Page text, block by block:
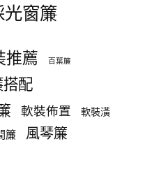
光窗簾
推薦 百葉簾
配
軟裝佈置 軟裝潢
簾 風琴簾